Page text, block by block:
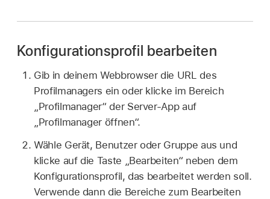
Konfigurationsprofil bearbeiten
Gib in deinem Webbrowser die URL des
Profilmanagers ein oder klicke im Bereich
„Profilmanager“ der Server-App auf
„Profilmanager öffnen“.
Wähle Gerät, Benutzer oder Gruppe aus und
klicke auf die Taste „Bearbeiten“ neben dem
Konfigurationsprofil, das bearbeitet werden soll.
Verwende dann die Bereiche zum Bearbeiten